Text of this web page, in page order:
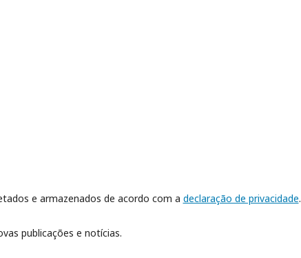
e armazenados de acordo com a declaração de privacidade.
publicações e notícias.